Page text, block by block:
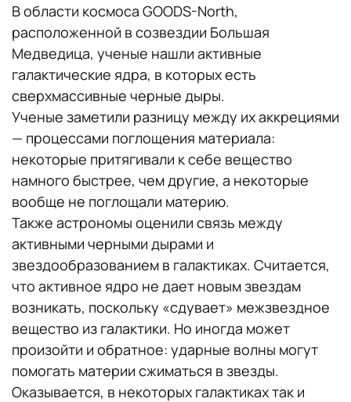
В области космоса GOODS-North,
расположенной в созвездии Большая
Медведица, ученые нашли активные
галактические ядра, в которых есть
сверхмассивные черные дыры.
Ученые заметили разницу между их аккрециями
— процессами поглощения материала:
некоторые притягивали к себе вещество
намного быстрее, чем другие, а некоторые
вообще не поглощали материю.
Также астрономы оценили связь между
активными черными дырами и
звездообразованием в галактиках. Считается,
что активное ядро не дает новым звездам
возникать, поскольку «сдувает» межзвездное
вещество из галактики. Но иногда может
произойти и обратное: ударные волны могут
помогать материи сжиматься в звезды.
Оказывается, в некоторых галактиках так и